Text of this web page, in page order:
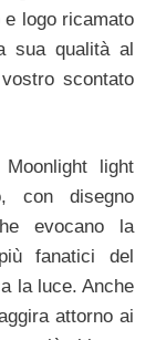
logo ricamato
sua qualità al
scontato
light
con disegno
evocano la
fanatici del
la luce. Anche
attorno ai